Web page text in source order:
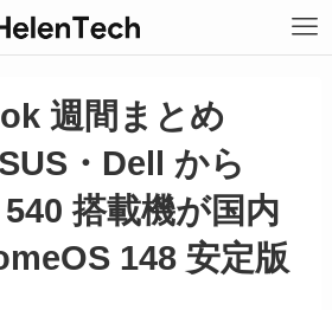
週間まとめ
・Dell から
搭載機が国内
148 安定版